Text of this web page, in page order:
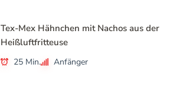
Tex-Mex Hähnchen mit Nachos aus der
Heißluftfritteuse
25 Min. Anfänger